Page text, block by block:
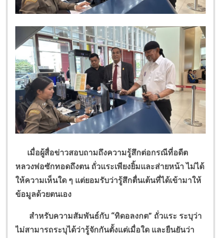
เมื่อผู้สื่อข่าวสอบถามถึงความรู้สึกต่อกรณีที่อดีต
หลวงพ่อซักทอดถึงตน ถั่วแระเพียงยิ้มและส่ายหน้า ไม่ได้
ให้ความเห็นใด ๆ แต่ยอมรับว่ารู้สึกตื่นเต้นที่ได้เข้ามาให้
ข้อมูลด้วยตนเอง
สำหรับความสัมพันธ์กับ “ทิดอลงกต” ถั่วแระ ระบุว่า
ไม่สามารถระบุได้ว่ารู้จักกันตั้งแต่เมื่อใด และยืนยันว่า